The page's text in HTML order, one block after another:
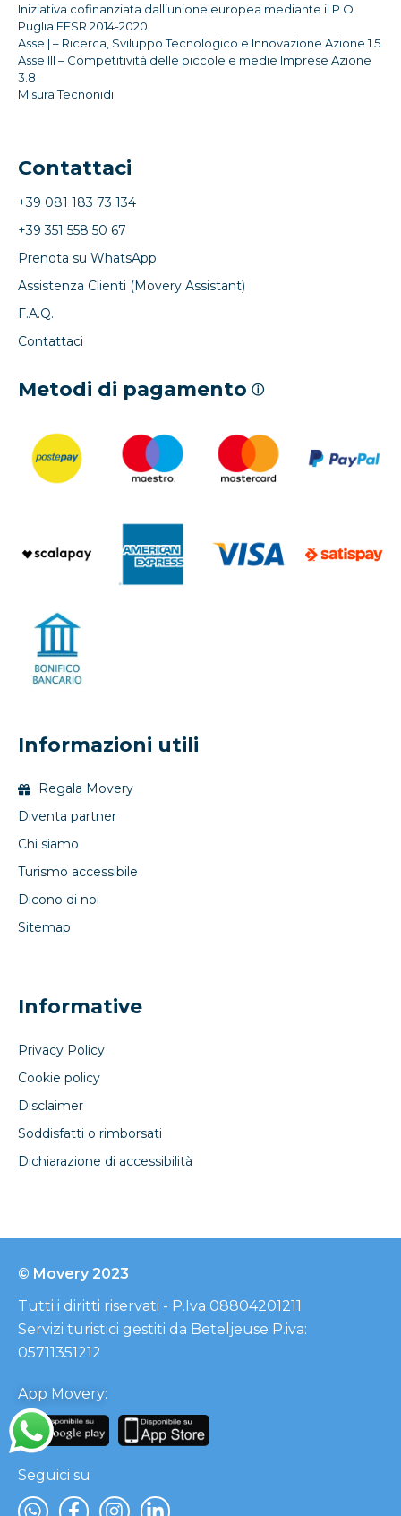
Iniziativa cofinanziata dall’unione europea mediante il P.O.
Puglia FESR 2014-2020
Asse | – Ricerca, Sviluppo Tecnologico e Innovazione Azione 1.5
Asse III – Competitività delle piccole e medie Imprese Azione
3.8
Misura Tecnonidi
Contattaci
+39 081 183 73 134
+39 351 558 50 67
Prenota su WhatsApp
Assistenza Clienti (Movery Assistant)
F.A.Q.
Contattaci
Metodi di pagamento ⓘ
Informazioni utili
Regala Movery
Diventa partner
Chi siamo
Turismo accessibile
Dicono di noi
Sitemap
Informative
Privacy Policy
Cookie policy
Disclaimer
Soddisfatti o rimborsati
Dichiarazione di accessibilità
© Movery 2023
Tutti i diritti riservati - P.Iva 08804201211
Servizi turistici gestiti da Beteljeuse P.iva:
05711351212
App Movery:
Seguici su